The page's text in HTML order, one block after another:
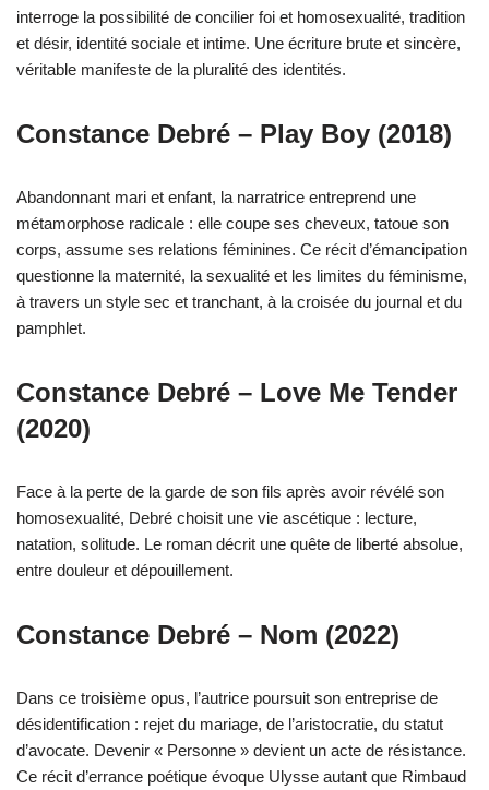
interroge la possibilité de concilier foi et homosexualité, tradition
et désir, identité sociale et intime. Une écriture brute et sincère,
véritable manifeste de la pluralité des identités.
Constance Debré – Play Boy (2018)
Abandonnant mari et enfant, la narratrice entreprend une
métamorphose radicale : elle coupe ses cheveux, tatoue son
corps, assume ses relations féminines. Ce récit d’émancipation
questionne la maternité, la sexualité et les limites du féminisme,
à travers un style sec et tranchant, à la croisée du journal et du
pamphlet.
Constance Debré – Love Me Tender
(2020)
Face à la perte de la garde de son fils après avoir révélé son
homosexualité, Debré choisit une vie ascétique : lecture,
natation, solitude. Le roman décrit une quête de liberté absolue,
entre douleur et dépouillement.
Constance Debré – Nom (2022)
Dans ce troisième opus, l’autrice poursuit son entreprise de
désidentification : rejet du mariage, de l’aristocratie, du statut
d’avocate. Devenir « Personne » devient un acte de résistance.
Ce récit d’errance poétique évoque Ulysse autant que Rimbaud